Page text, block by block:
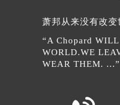
内
内
萧邦从来没有改变
“A Chopard
WORLD.WE
WEAR THEM. ...”